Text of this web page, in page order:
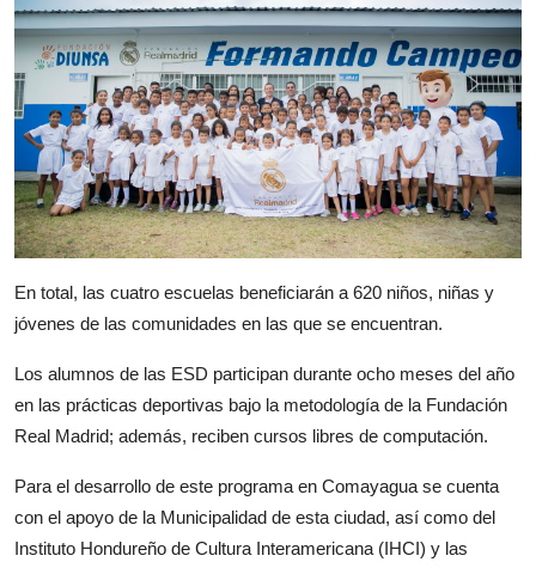
En total, las cuatro escuelas beneficiarán a 620 niños, niñas y
jóvenes de las comunidades en las que se encuentran.
Los alumnos de las ESD participan durante ocho meses del año
en las prácticas deportivas bajo la metodología de la Fundación
Real Madrid; además, reciben cursos libres de computación.
Para el desarrollo de este programa en Comayagua se cuenta
con el apoyo de la Municipalidad de esta ciudad, así como del
Instituto Hondureño de Cultura Interamericana (IHCI) y las